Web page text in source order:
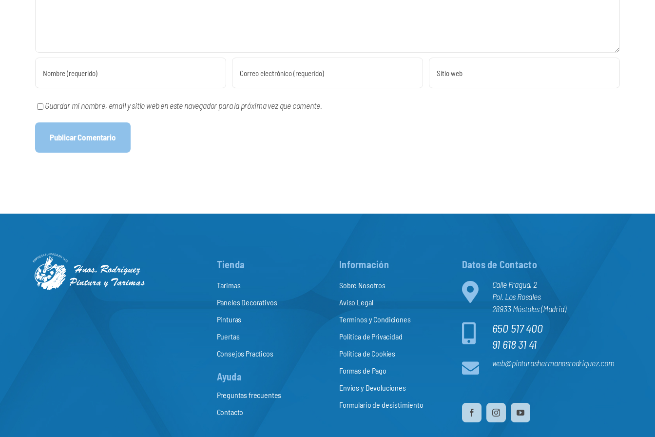
Guardar mi nombre, email y sitio web en este navegador para la próxima vez que comente.
Tienda
Tarimas
Paneles Decorativos
Pinturas
Puertas
Consejos Practicos
Ayuda
Preguntas frecuentes
Contacto
Información
Sobre Nosotros
Aviso Legal
Terminos y Condiciones
Politica de Privacidad
Politica de Cookies
Formas de Pago
Envios y Devoluciones
Formulario de desistimiento
Datos de Contacto
Calle Fragua, 2
Pol. Los Rosales
28933 Móstoles (Madrid)
650 517 400
91 618 31 41
web@pinturashermanosrodriguez.com